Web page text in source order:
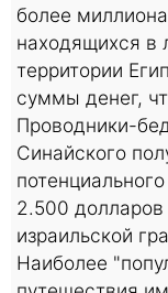
более
находящихся в
территории
суммы денег,
Проводники-
Синайского
2.500 долларов
израильской
Наиболее